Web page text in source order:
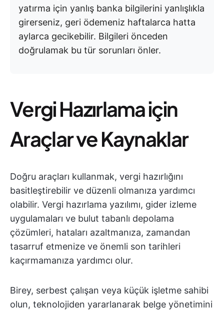
yatırma için yanlış banka bilgilerini yanlışlıkla
girerseniz, geri ödemeniz haftalarca hatta
aylarca gecikebilir. Bilgileri önceden
doğrulamak bu tür sorunları önler.
Vergi Hazırlama için
Araçlar ve Kaynaklar
Doğru araçları kullanmak, vergi hazırlığını
basitleştirebilir ve düzenli olmanıza yardımcı
olabilir. Vergi hazırlama yazılımı, gider izleme
uygulamaları ve bulut tabanlı depolama
çözümleri, hataları azaltmanıza, zamandan
tasarruf etmenize ve önemli son tarihleri
kaçırmamanıza yardımcı olur.
Birey, serbest çalışan veya küçük işletme sahibi
olun, teknolojiden yararlanarak belge yönetimini